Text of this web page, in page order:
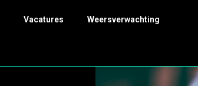
Vacatures Weersverwachting